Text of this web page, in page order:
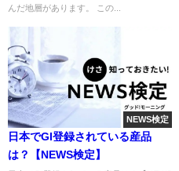
んだ地層があります。 この...
NEWS検定
日本でGI登録されている産品
は？【NEWS検定】